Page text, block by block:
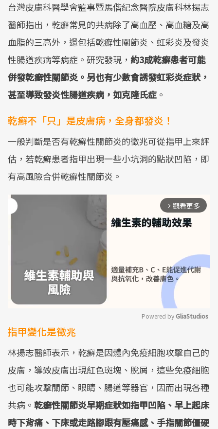
台灣皮膚科醫學會監事暨馬偕紀念醫院皮膚科林揚志
醫師指出，乾癬常見的共病除了高血壓、高血糖及高
血脂的三高外，還包括乾癬性關節炎、虹彩炎及發炎
性腸道疾病等病症。研究發現， 約3成乾癬患者可能
併發乾癬性關節炎。另也有少數會誘發虹彩炎症狀，
甚至導致發炎性腸道疾病，如克隆氏症 。
乾癬不「只」是皮膚病，全身都發炎！
一般判斷是否有乾癬性關節炎的徵兆可從指甲上來評
估，若乾癬患者指甲出現一些小坑洞的點狀凹陷，即
有高風險合併乾癬性關節炎。
arrow_forward_ios 觀看更多
Powered by GliaStudios
指甲變化是徵兆
林揚志醫師表示，乾癬是因體內免疫細胞攻擊自己的
皮膚，導致皮膚出現紅色斑塊、脫屑，這些免疫細胞
也可能攻擊關節、眼睛、腸道等器官，因而出現各種
共病。 乾癬性關節炎早期症狀如指甲凹陷、早上起床
時下背痛、下床或走路腳跟有壓痛感、手指關節僵硬